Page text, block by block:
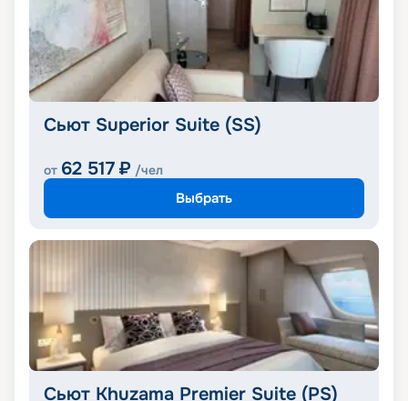
Сьют Superior Suite (SS)
от 62 517 ₽ /чел
Выбрать
Сьют Khuzama Premier Suite (PS)